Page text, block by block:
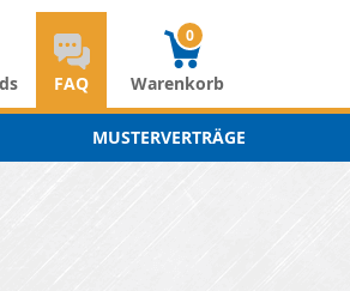
Warenkorb
0
MUSTERVERTRÄGE
FAQ